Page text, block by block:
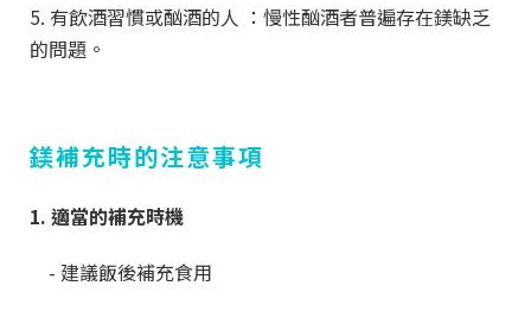
5. 有飲酒習慣或酗酒的人 ：慢性酗酒者普遍存在鎂缺乏
的問題。
鎂補充時的注意事項
1. 適當的補充時機
- 建議飯後補充食用